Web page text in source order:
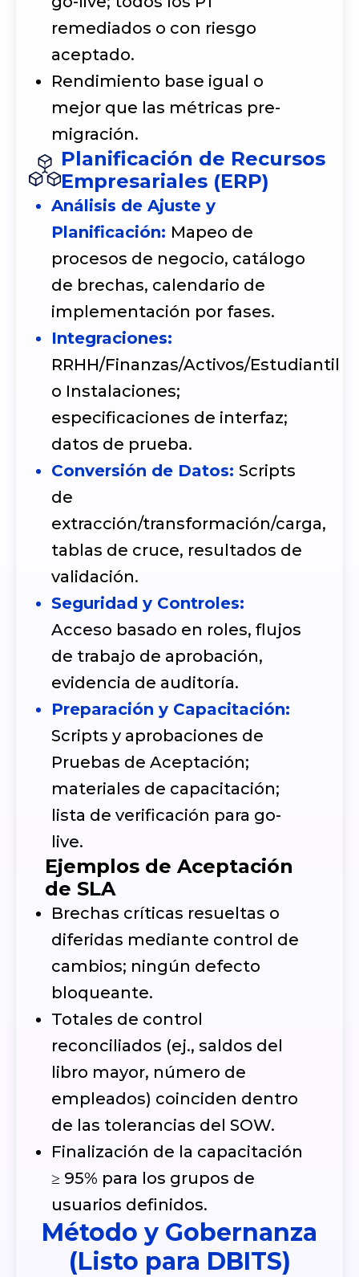
remediados o con riesgo
aceptado.
Rendimiento base igual o
mejor que las métricas pre-
migración.
Planificación de Recursos
Empresariales (ERP)
Análisis de Ajuste y
Planificación: Mapeo de
procesos de negocio, catálogo
de brechas, calendario de
implementación por fases.
Integraciones:
RRHH/Finanzas/Activos/Estudiantil
o Instalaciones;
especificaciones de interfaz;
datos de prueba.
Conversión de Datos: Scripts
de
extracción/transformación/carga,
tablas de cruce, resultados de
validación.
Seguridad y Controles:
Acceso basado en roles, flujos
de trabajo de aprobación,
evidencia de auditoría.
Preparación y Capacitación:
Scripts y aprobaciones de
Pruebas de Aceptación;
materiales de capacitación;
lista de verificación para go-
live.
Ejemplos de Aceptación
de SLA
Brechas críticas resueltas o
diferidas mediante control de
cambios; ningún defecto
bloqueante.
Totales de control
reconciliados (ej., saldos del
libro mayor, número de
empleados) coinciden dentro
de las tolerancias del SOW.
Finalización de la capacitación
≥ 95% para los grupos de
usuarios definidos.
Método y Gobernanza
(Listo para DBITS)